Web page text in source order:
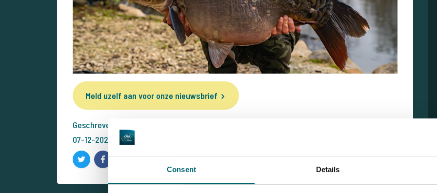
Consent Details
Meld uzelf aan voor onze nieuwsbrief
Geschreven door: Bas van Klaveren
07-12-2021